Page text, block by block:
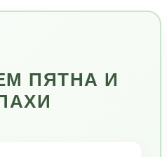
ПЯТНА И